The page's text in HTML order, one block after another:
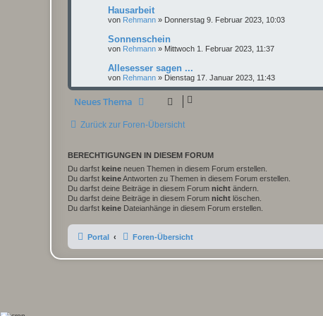
Hausarbeit
von Rehmann » Donnerstag 9. Februar 2023, 10:03
Sonnenschein
von Rehmann » Mittwoch 1. Februar 2023, 11:37
Allesesser sagen ...
von Rehmann » Dienstag 17. Januar 2023, 11:43
Neues Thema
Zurück zur Foren-Übersicht
BERECHTIGUNGEN IN DIESEM FORUM
Du darfst keine neuen Themen in diesem Forum erstellen.
Du darfst keineAntworten zu Themen in diesem Forum erstellen.
Du darfst deine Beiträge in diesem Forum nicht ändern.
Du darfst deine Beiträge in diesem Forum nicht löschen.
Du darfst keine Dateianhänge in diesem Forum erstellen.
Portal Foren-Übersicht